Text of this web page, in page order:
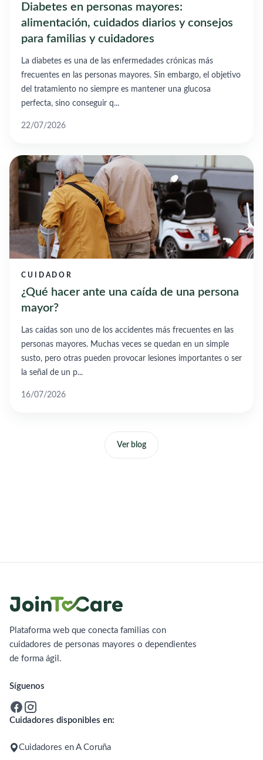
Diabetes en personas mayores:
alimentación, cuidados diarios y consejos
para familias y cuidadores
La diabetes es una de las enfermedades crónicas más
frecuentes en las personas mayores. Sin embargo, el objetivo
del tratamiento no siempre es mantener una glucosa
perfecta, sino conseguir q...
22/07/2026
CUIDADOR
¿Qué hacer ante una caída de una persona
mayor?
Las caídas son uno de los accidentes más frecuentes en las
personas mayores. Muchas veces se quedan en un simple
susto, pero otras pueden provocar lesiones importantes o ser
la señal de un p...
16/07/2026
Ver blog
Plataforma web que conecta familias con
cuidadores de personas mayores o dependientes
de forma ágil.
Síguenos
Cuidadores disponibles en:
Cuidadores en A Coruña